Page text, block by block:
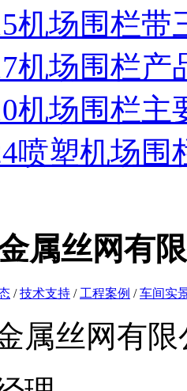
机场围栏带
机场围栏产
机场围栏主
喷塑机场围
属丝网有
/技术支持 / 工程案例 /车间实
属丝网有限